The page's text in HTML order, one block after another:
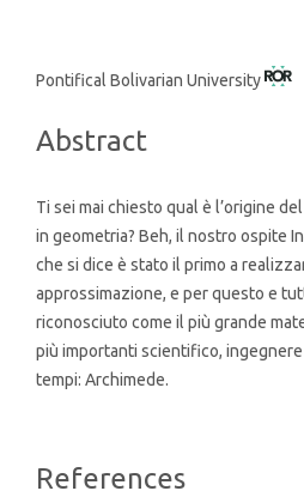
Main
Content
Pontifical Bolivarian University
Abstract
Ti sei mai chiesto qual è l’origine
in geometria? Beh, il nostro ospite
che si dice è stato il primo a
approssimazione, e per questo e
riconosciuto come il più grande
più importanti scientifico,
tempi: Archimede.
Article
References